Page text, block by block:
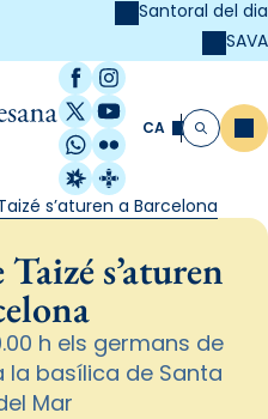
Santoral del dia
SAVA
Facebook
Instagram
X / Twitter
YouTube
WhatsApp
Flickr
Radio Estel
Catalunya
CA Cerca
s’aturen a Barcelona
s’aturen
h els germans de
la basílica de Santa
Mar